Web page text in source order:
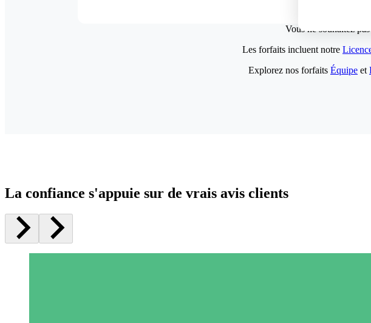
Vous ne souhaitez
Les forfaits incluent notre
Explorez nos forfaits Équipe et
La confiance s'appuie sur de vrais avis clients